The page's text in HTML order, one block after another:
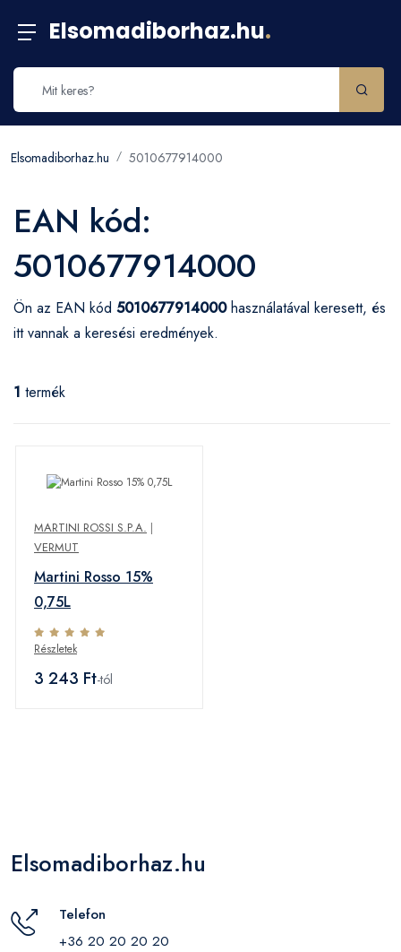
Elsomadiborhaz.hu.
Elsomadiborhaz.hu 5010677914000
EAN kód:
5010677914000
Ön az EAN kód 5010677914000használatával keresett, és
itt vannak a keresési eredmények.
1 termék
MARTINI ROSSI S.P.A. |
VERMUT
Martini Rosso 15%
0,75L
Részletek
3 243 Ft-tól
Elsomadiborhaz.hu
Telefon
+36 20 20 20 20